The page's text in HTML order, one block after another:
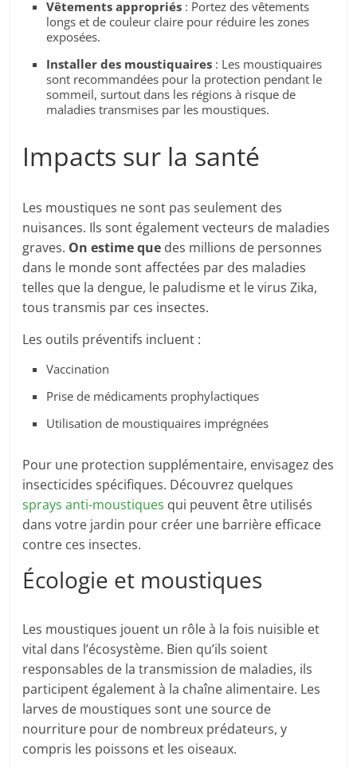
Vêtements appropriés : Portez des vêtements
longs et de couleur claire pour réduire les zones
exposées.
Installer des moustiquaires : Les moustiquaires
sont recommandées pour la protection pendant le
sommeil, surtout dans les régions à risque de
maladies transmises par les moustiques.
Impacts sur la santé
Les moustiques ne sont pas seulement des
nuisances. Ils sont également vecteurs de maladies
graves. On estime que des millions de personnes
dans le monde sont affectées par des maladies
telles que la dengue, le paludisme et le virus Zika,
tous transmis par ces insectes.
Les outils préventifs incluent :
Vaccination
Prise de médicaments prophylactiques
Utilisation de moustiquaires imprégnées
Pour une protection supplémentaire, envisagez des
insecticides spécifiques. Découvrez quelques
sprays anti-moustiques qui peuvent être utilisés
dans votre jardin pour créer une barrière efficace
contre ces insectes.
Écologie et moustiques
Les moustiques jouent un rôle à la fois nuisible et
vital dans l’écosystème. Bien qu’ils soient
responsables de la transmission de maladies, ils
participent également à la chaîne alimentaire. Les
larves de moustiques sont une source de
nourriture pour de nombreux prédateurs, y
compris les poissons et les oiseaux.